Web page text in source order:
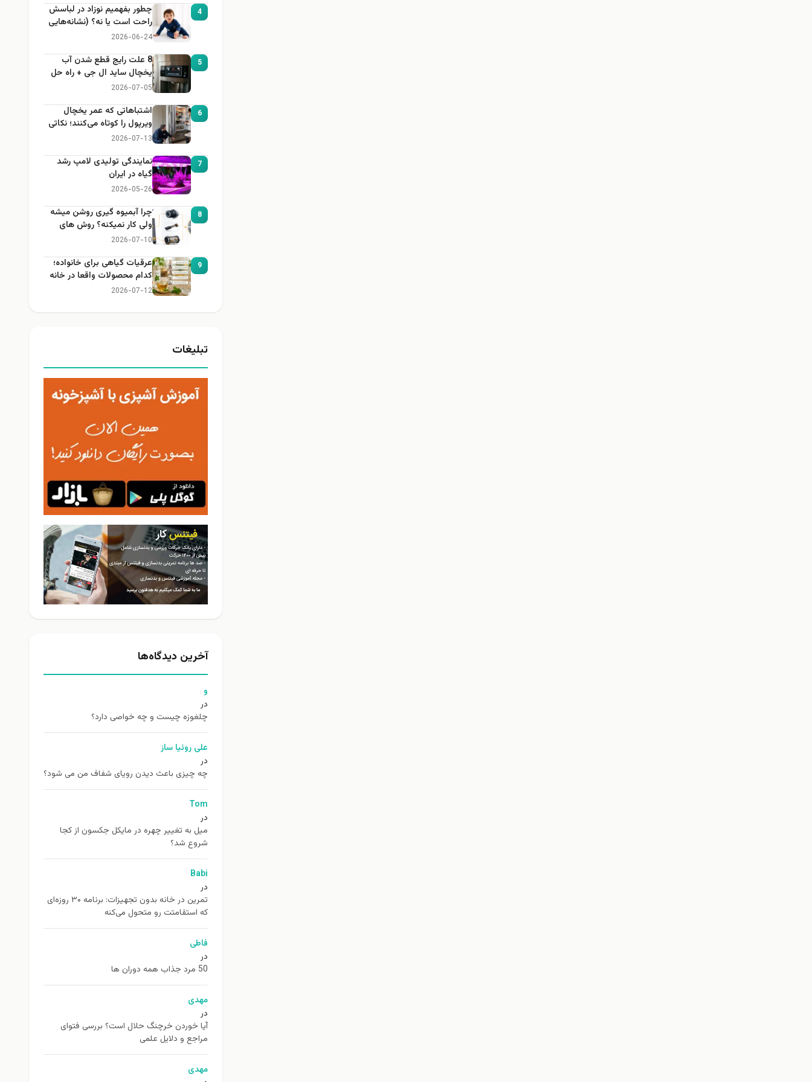
4
چطور بفهمیم نوزاد در لباسش
راحت است یا نه؟ (نشانه‌هایی
که هر مادر باید بداند)
2026-06-24
5
8 علت رایج قطع شدن آب
یخچال ساید ال جی + راه حل
2026-07-05
6
اشتباهاتی که عمر یخچال
ویرپول را کوتاه می‌کنند؛ نکاتی
که باید بدانید
2026-07-13
7
نمایندگی تولیدی لامپ رشد
گیاه در ایران
2026-05-26
8
چرا آبمیوه گیری روشن میشه
ولی کار نمیکنه؟ روش های
عیب یابی
2026-07-10
9
عرقیات گیاهی برای خانواده؛
کدام محصولات واقعا در خانه
کاربرد دارند؟
2026-07-12
تبلیغات
آخرین دیدگاه‌ها
و
در
چلغوزه چیست و چه خواصی دارد؟
علی روئیا ساز
در
چه چیزی باعث دیدن رویای شفاف من می شود؟
Tom
در
ميل به تغيير چهره در مایکل جکسون از كجا
شروع شد؟
Babi
در
تمرین در خانه بدون تجهیزات: برنامه ۳۰ روزه‌ای
که استقامتت رو متحول می‌کنه
فاطی
در
50 مرد جذاب همه دوران ها
مهدی
در
آیا خوردن خرچنگ حلال است؟ بررسی فتوای
مراجع و دلایل علمی
مهدی